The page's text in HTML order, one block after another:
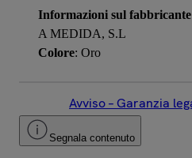
Informazioni sul fabbricante
A MEDIDA, S.L
Colore: Oro
Avviso – Garanzia
Segnala contenuto